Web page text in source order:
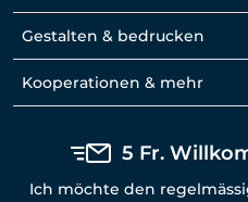
Gestalten & bedrucken
Kooperationen & mehr
5 Fr.
Ich möchte den